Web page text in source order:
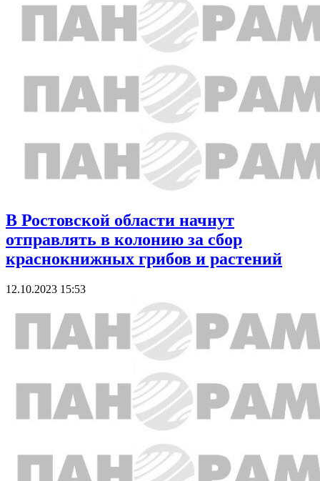
В Ростовской области начнут
отправлять в колонию за сбор
краснокнижных грибов и растений
12.10.2023 15:53